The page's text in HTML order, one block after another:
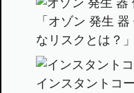
「オゾン 発生
なリスクとは？」
インスタントコ